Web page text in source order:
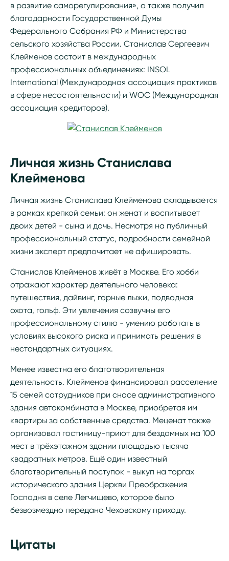
в развитие саморегулирования», а также получил
благодарности Государственной Думы
Федерального Собрания РФ и Министерства
сельского хозяйства России. Станислав Сергеевич
Клейменов состоит в международных
профессиональных объединениях: INSOL
International (Международная ассоциация практиков
в сфере несостоятельности) и WOC (Международная
ассоциация кредиторов).
Личная жизнь Станислава
Клейменова
Личная жизнь Станислава Клейменова складывается
в рамках крепкой семьи: он женат и воспитывает
двоих детей - сына и дочь. Несмотря на публичный
профессиональный статус, подробности семейной
жизни эксперт предпочитает не афишировать.
Станислав Клейменов живёт в Москве. Его хобби
отражают характер деятельного человека:
путешествия, дайвинг, горные лыжи, подводная
охота, гольф. Эти увлечения созвучны его
профессиональному стилю - умению работать в
условиях высокого риска и принимать решения в
нестандартных ситуациях.
Менее известна его благотворительная
деятельность. Клейменов финансировал расселение
15 семей сотрудников при сносе административного
здания автокомбината в Москве, приобретая им
квартиры за собственные средства. Меценат также
организовал гостиницу-приют для бездомных на 100
мест в трёхэтажном здании площадью тысяча
квадратных метров. Ещё один известный
благотворительный поступок - выкуп на торгах
исторического здания Церкви Преображения
Господня в селе Легчищево, которое было
безвозмездно передано Чеховскому приходу.
Цитаты